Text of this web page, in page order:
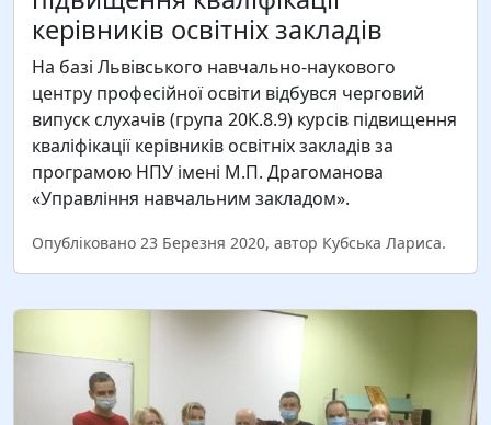
керівників освітніх закладів
На базі Львівського навчально-наукового
центру професійної освіти відбувся черговий
випуск слухачів (група 20К.8.9) курсів підвищення
кваліфікації керівників освітніх закладів за
програмою НПУ імені М.П. Драгоманова
«Управління навчальним закладом».
Опубліковано 23 Березня 2020, автор Кубська Лариса.
робіт за дистанційною формою. Усі студенти, які
опановують спеціальність “Середня освіта.
Вчитель трудового навчання і технологій,
креслення…
Читати більше